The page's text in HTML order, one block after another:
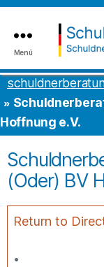
Inhalt
springen
to
the
content
Menü
Hoffnung e.V.
(Oder) BV
Return to